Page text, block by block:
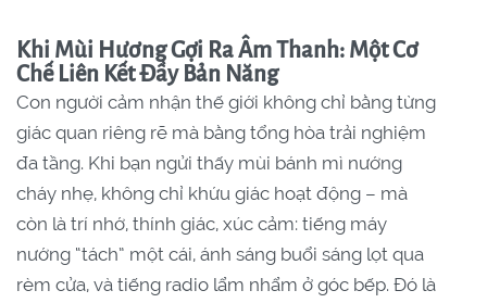
Khi Mùi Hương Gợi Ra Âm Thanh: Một Cơ
Chế Liên Kết Đầy Bản Năng
Con người cảm nhận thế giới không chỉ bằng từng
giác quan riêng rẽ mà bằng tổng hòa trải nghiệm
đa tầng. Khi bạn ngửi thấy mùi bánh mì nướng
cháy nhẹ, không chỉ khứu giác hoạt động – mà
còn là trí nhớ, thính giác, xúc cảm: tiếng máy
nướng “tách” một cái, ánh sáng buổi sáng lọt qua
rèm cửa, và tiếng radio lẩm nhẩm ở góc bếp. Đó là